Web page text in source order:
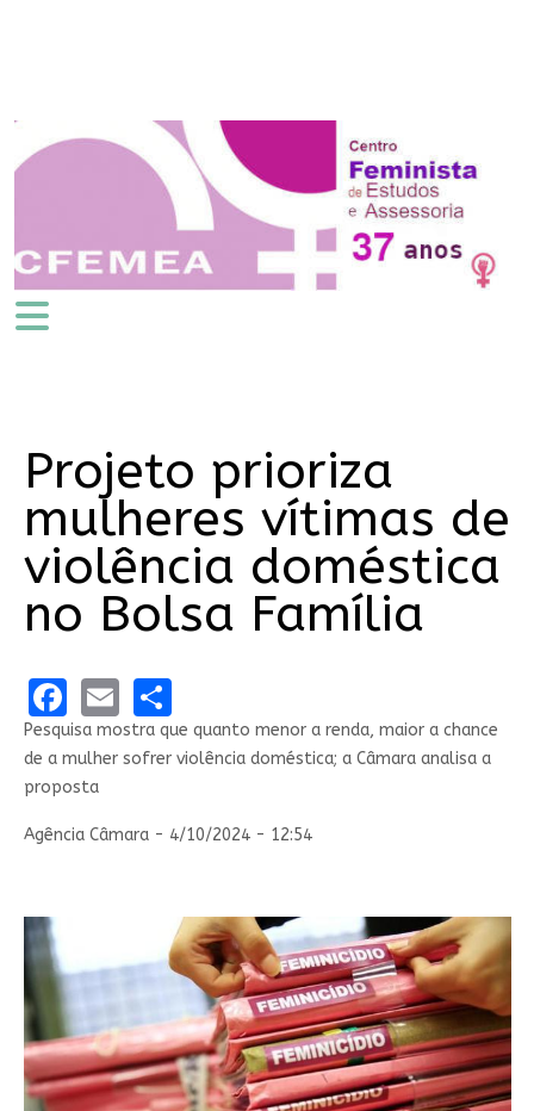
Projeto prioriza
mulheres vítimas de
violência doméstica
no Bolsa Família
Facebook
EmailShare
Pesquisa mostra que quanto menor a renda, maior a chance
de a mulher sofrer violência doméstica; a Câmara analisa a
proposta
Agência Câmara - 4/10/2024 - 12:54